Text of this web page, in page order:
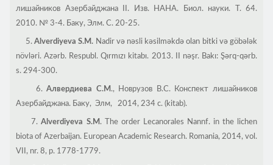
лишайников Азербайджана II. Изв. НАНА. Биол. науки. Т. 64.
2010. № 3-4. Баку, Элм. С. 20-25.
5. Alverdiyeva S.M. Nadir və nəsli kəsilməkdə olan bitki və göbələk
növləri. Azərb. Respubl. Qırmızı kitabı. 2013. II nəşr. Bakı: Şərq-qərb.
s. 294-300.
6.Алвердиева С.М ., Новрузов В.С. Конспект лишайников
Азербайджана. Баку, Элм, 2014, 234 c. (kitab).
7.Alverdiyeva S.M . The order Lecanorales Nannf. in the lichen
biota of Azerbaijan. European Academic Research. Romania, 2014, vol.
VII, nr. 8, p. 1778-1779.